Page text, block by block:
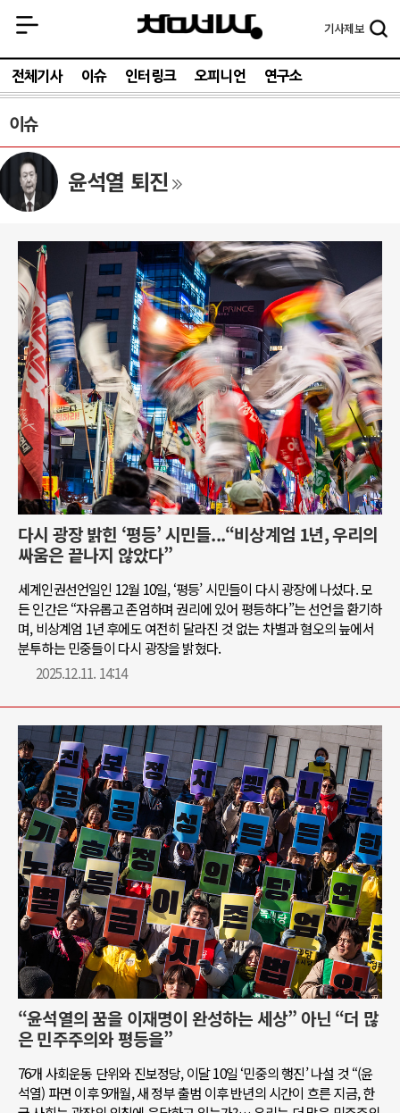
기사제보
전체기사 이슈 인터링크 오피니언 연구소
이슈
윤석열 퇴진
다시 광장 밝힌 ‘평등’ 시민들...“비상계엄 1년, 우리의
싸움은 끝나지 않았다”
세계인권선언일인 12월 10일, ‘평등’ 시민들이 다시 광장에 나섰다. 모
든 인간은 “자유롭고 존엄하며 권리에 있어 평등하다”는 선언을 환기하
며, 비상계엄 1년 후에도 여전히 달라진 것 없는 차별과 혐오의 늪에서
분투하는 민중들이 다시 광장을 밝혔다.
2025.12.11. 14:14
“윤석열의 꿈을 이재명이 완성하는 세상” 아닌 “더 많
은 민주주의와 평등을”
76개 사회운동 단위와 진보정당, 이달 10일 ‘민중의 행진’ 나설 것 “(윤
석열) 파면 이후 9개월, 새 정부 출범 이후 반년의 시간이 흐른 지금, 한